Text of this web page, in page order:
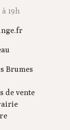
19h
Brumes
de vente